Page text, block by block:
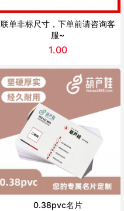
联单非标尺寸，下单前请咨询客
服~
1.00
0.38pvc名片